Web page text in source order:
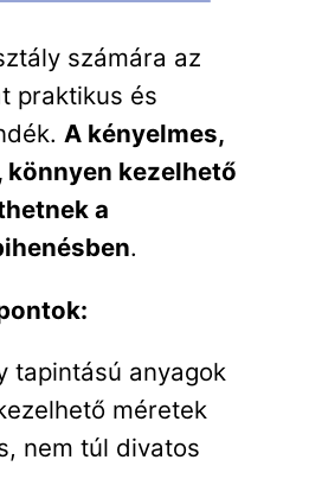
számára az
praktikus és
A kényelmes,
könnyen kezelhető
a
.
tapintású anyagok
méretek
nem túl divatos